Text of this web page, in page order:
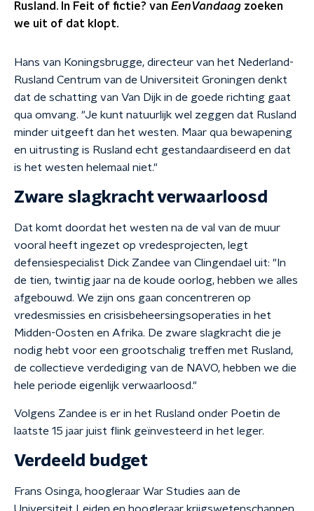
Rusland. In Feit of fictie? van EenVandaag zoeken
we uit of dat klopt.
Hans van Koningsbrugge, directeur van het Nederland-
Rusland Centrum van de Universiteit Groningen denkt
dat de schatting van Van Dijk in de goede richting gaat
qua omvang. "Je kunt natuurlijk wel zeggen dat Rusland
minder uitgeeft dan het westen. Maar qua bewapening
en uitrusting is Rusland echt gestandaardiseerd en dat
is het westen helemaal niet."
Zware slagkracht verwaarloosd
Dat komt doordat het westen na de val van de muur
vooral heeft ingezet op vredesprojecten, legt
defensiespecialist Dick Zandee van Clingendael uit: "In
de tien, twintig jaar na de koude oorlog, hebben we alles
afgebouwd. We zijn ons gaan concentreren op
vredesmissies en crisisbeheersingsoperaties in het
Midden-Oosten en Afrika. De zware slagkracht die je
nodig hebt voor een grootschalig treffen met Rusland,
de collectieve verdediging van de NAVO, hebben we die
hele periode eigenlijk verwaarloosd."
Volgens Zandee is er in het Rusland onder Poetin de
laatste 15 jaar juist flink geïnvesteerd in het leger.
Verdeeld budget
Frans Osinga, hoogleraar War Studies aan de